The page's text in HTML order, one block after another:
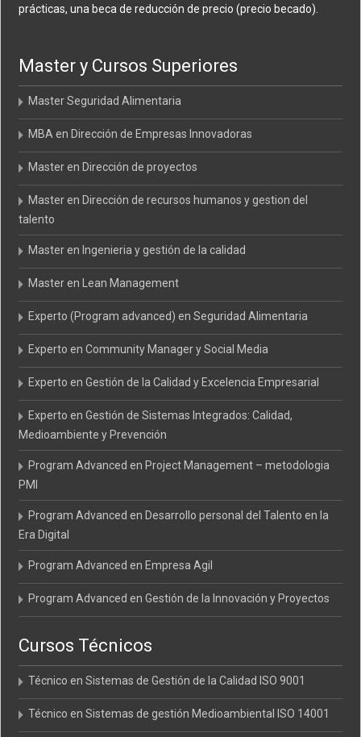
prácticas, una beca de reducción de precio (precio becado).
Master y Cursos Superiores
Master Seguridad Alimentaria
MBA en Dirección de Empresas Innovadoras
Master en Dirección de proyectos
Master en Dirección de recursos humanos y gestion del
talento
Master en Ingenieria y gestión de la calidad
Master en Lean Management
Experto (Program advanced) en Seguridad Alimentaria
Experto en Community Manager y Social Media
Experto en Gestión de la Calidad y Excelencia Empresarial
Experto en Gestión de Sistemas Integrados: Calidad,
Medioambiente y Prevención
Program Advanced en Project Management – metodologia
PMI
Program Advanced en Desarrollo personal del Talento en la
Era Digital
Program Advanced en Empresa Agil
Program Advanced en Gestión de la Innovación y Proyectos
Cursos Técnicos
Técnico en Sistemas de Gestión de la Calidad ISO 9001
Técnico en Sistemas de gestión Medioambiental ISO 14001